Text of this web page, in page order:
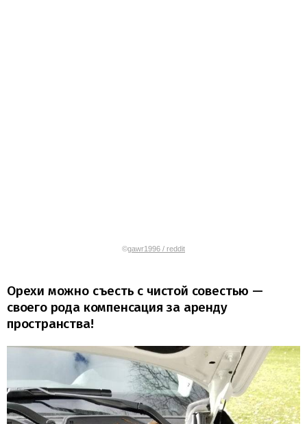
©gawr1996 / reddit
Орехи можно съесть с чистой совестью —
своего рода компенсация за аренду
пространства!